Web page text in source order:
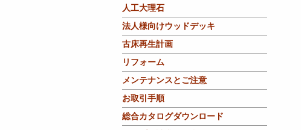
人工大理石
法人様向けウッドデッキ
古床再生計画
リフォーム
メンテナンスとご注意
お取引手順
総合カタログダウンロード